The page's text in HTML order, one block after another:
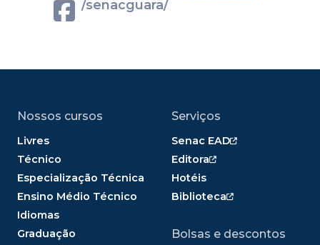
/senacguara/
Nossos cursos
Livres
Técnico
Especialização Técnica
Ensino Médio Técnico
Idiomas
Graduação
Serviços
Senac EAD
Editora
Hotéis
Biblioteca
Bolsas e descontos